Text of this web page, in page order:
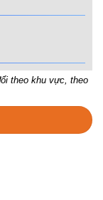
theo khu vực, theo